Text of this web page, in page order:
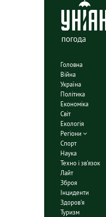
погода
Головна
Війна
Україна
Політика
Економіка
Світ
Екологія
Регіони
Спорт
Наука
Техно і зв'язок
Лайт
Зброя
Інциденти
Здоров'я
Туризм